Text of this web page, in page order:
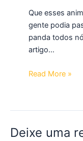
Que esses
gente podia
panda todos
artigo…
Read More »
Deixe uma